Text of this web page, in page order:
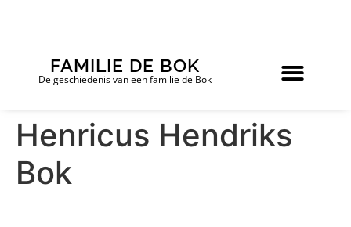
FAMILIE DE BOK
De geschiedenis van een familie de Bok
Henricus Hendriks
Bok